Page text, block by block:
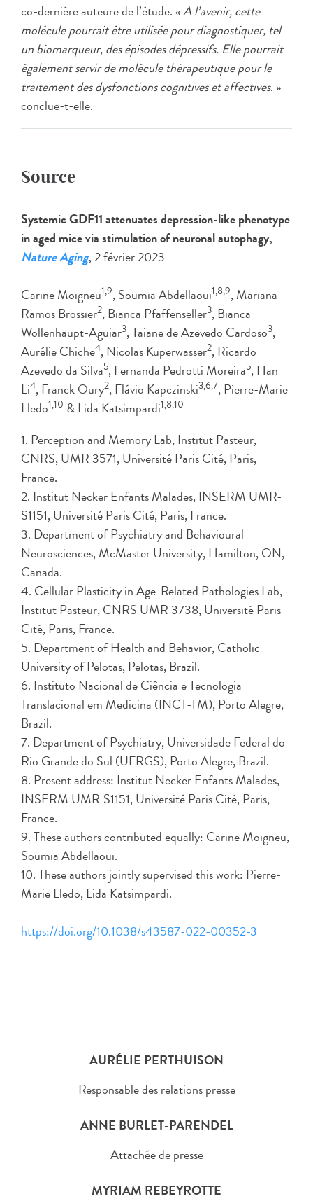
co-dernière auteure de l’étude. «A l’avenir, cette
molécule pourrait être utilisée pour diagnostiquer, tel
un biomarqueur, des épisodes dépressifs. Elle pourrait
également servir de molécule thérapeutique pour le
traitement des dysfonctions cognitives et affectives. »
conclue-t-elle.
Source
Systemic GDF11 attenuates depression-like phenotype
in aged mice via stimulation of neuronal autophagy,
Nature Aging,2 février 2023
Carine Moigneu1,9, Soumia Abdellaoui1,8,9, Mariana
Ramos Brossier2, Bianca Pfaffenseller3, Bianca
Wollenhaupt-Aguiar3, Taiane de Azevedo Cardoso3,
Aurélie Chiche4, Nicolas Kuperwasser2, Ricardo
Azevedo da Silva5, Fernanda Pedrotti Moreira5, Han
Li4, Franck Oury2, Flávio Kapczinski3,6,7, Pierre-Marie
Lledo1,10 & Lida Katsimpardi1,8,10
1. Perception and Memory Lab, Institut Pasteur,
CNRS, UMR 3571, Université Paris Cité, Paris,
France.
2. Institut Necker Enfants Malades, INSERM UMR-
S1151, Université Paris Cité, Paris, France.
3. Department of Psychiatry and Behavioural
Neurosciences, McMaster University, Hamilton, ON,
Canada.
4. Cellular Plasticity in Age-Related Pathologies Lab,
Institut Pasteur, CNRS UMR 3738, Université Paris
Cité, Paris, France.
5. Department of Health and Behavior, Catholic
University of Pelotas, Pelotas, Brazil.
6. Instituto Nacional de Ciência e Tecnologia
Translacional em Medicina (INCT-TM), Porto Alegre,
Brazil.
7. Department of Psychiatry, Universidade Federal do
Rio Grande do Sul (UFRGS), Porto Alegre, Brazil.
8. Present address: Institut Necker Enfants Malades,
INSERM UMR-S1151, Université Paris Cité, Paris,
France.
9. These authors contributed equally: Carine Moigneu,
Soumia Abdellaoui.
10. These authors jointly supervised this work: Pierre-
Marie Lledo, Lida Katsimpardi.
https://doi.org/10.1038/s43587-022-00352-3
AURÉLIE PERTHUISON
Responsable des relations presse
ANNE BURLET-PARENDEL
Attachée de presse
MYRIAM REBEYROTTE